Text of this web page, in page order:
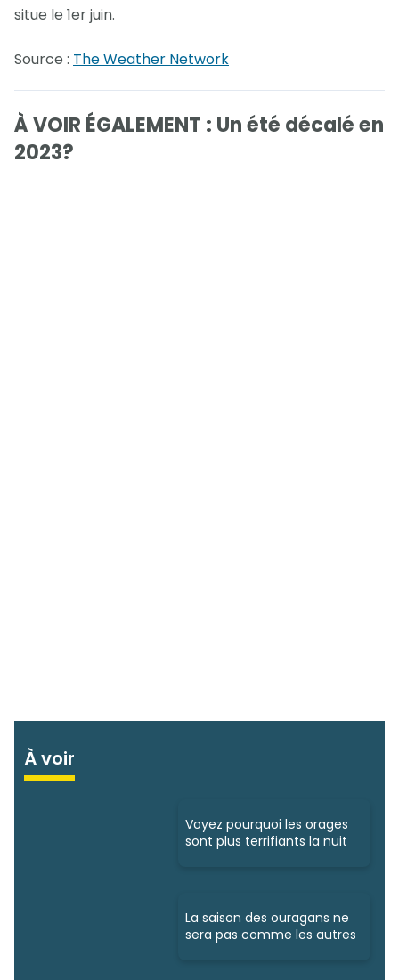
situe le 1er juin.
Source : The Weather Network
À VOIR ÉGALEMENT : Un été décalé en
2023?
À voir
Voyez pourquoi les orages
sont plus terrifiants la nuit
La saison des ouragans ne
sera pas comme les autres